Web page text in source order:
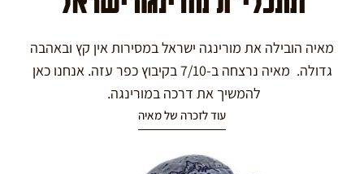
מאיה הובילה את מורינגה ישראל במסירות אין קץ ובאהבה
גדולה. מאיה נרצחה ב-7/10 בקיבוץ כפר עזה. אנחנו כאן
להמשיך את דרכה במורינגה.
עוד לזכרה של מאיה